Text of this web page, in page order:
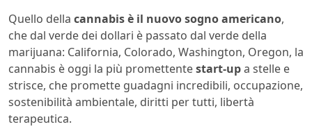
Quello della cannabis è il nuovo sogno americano,
che dal verde dei dollari è passato dal verde della
marijuana: California, Colorado, Washington, Oregon, la
cannabis è oggi la più promettentestart-upa stelle e
strisce, che promette guadagni incredibili, occupazione,
sostenibilità ambientale, diritti per tutti, libertà
terapeutica.